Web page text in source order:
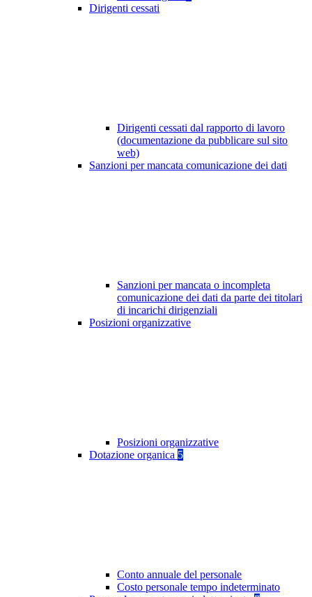
Dirigenti cessati
Dirigenti cessati dal rapporto di lavoro
(documentazione da pubblicare sul sito
web)
Sanzioni per mancata comunicazione dei dati
Sanzioni per mancata o incompleta
comunicazione dei dati da parte dei titolari
di incarichi dirigenziali
Posizioni organizzative
Posizioni organizzative
Dotazione organica 5
Conto annuale del personale
Costo personale tempo indeterminato